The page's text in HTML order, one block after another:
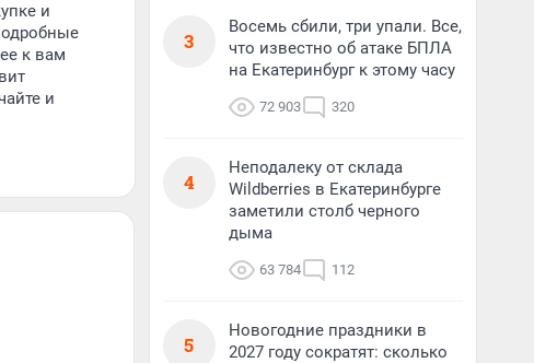
и
к вам
и
3
Восемь сбили, три упали. Все,
что известно об атаке БПЛА
на Екатеринбург к этому часу
72 903 320
4
Неподалеку от склада
Wildberries в Екатеринбурге
заметили столб черного
дыма
63 784 112
5
Новогодние праздники в
2027 году сократят: сколько